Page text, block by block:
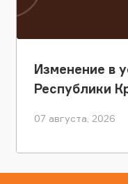
Изменение в
Республики
07 августа, 2026